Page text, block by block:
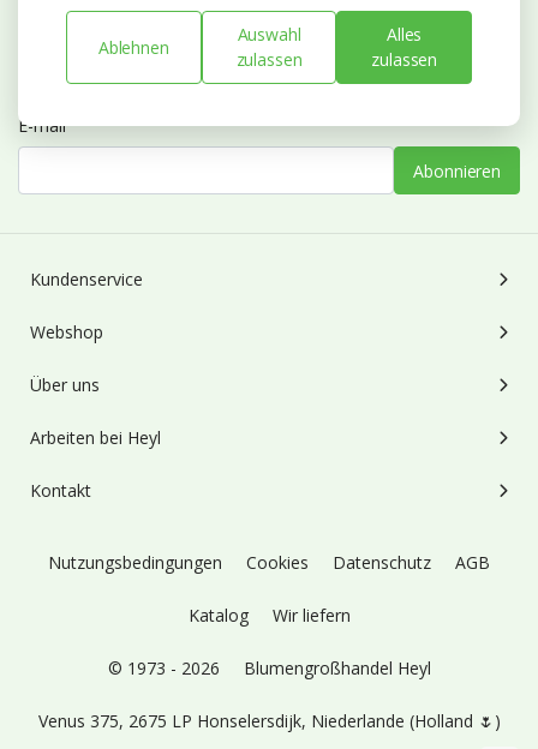
Abonnieren Sie unseren Newsletter
Bleiben Sie auf dem Laufenden mit Neuigkeiten und
Entwicklungen von Blumengroßhandel Heyl
E-mail
Abonnieren
Kundenservice
Webshop
Über uns
Arbeiten bei Heyl
Kontakt
Nutzungsbedingungen Cookies Datenschutz AGB
Katalog Wir liefern
© 1973 - 2026 Blumengroßhandel Heyl
Venus 375, 2675 LP Honselersdijk, Niederlande (Holland 🌷)
Ablehnen
Auswahl
zulassen
Alles
zulassen